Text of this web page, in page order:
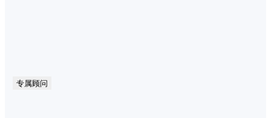
专属顾问